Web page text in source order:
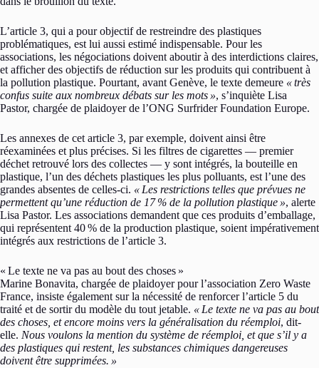
L’article 3, qui a pour objectif de restreindre des plastiques
problématiques, est lui aussi estimé indispensable. Pour les
associations, les négociations doivent aboutir à des interdictions claires,
et afficher des objectifs de réduction sur les produits qui contribuent à
la pollution plastique. Pourtant, avant Genève, le texte demeure «très
confus suite aux nombreux débats sur les mots », s’inquiète Lisa
Pastor, chargée de plaidoyer de l’ONG Surfrider Foundation Europe.
Les annexes de cet article 3, par exemple, doivent ainsi être
réexaminées et plus précises. Si les filtres de cigarettes — premier
déchet retrouvé lors des collectes — y sont intégrés, la bouteille en
plastique, l’un des déchets plastiques les plus polluants, est l’une des
grandes absentes de celles-ci. « Les restrictions telles que prévues ne
permettent qu’une réduction de 17 % de la pollution plastique », alerte
Lisa Pastor. Les associations demandent que ces produits d’emballage,
qui représentent 40% de la production plastique, soient impérativement
intégrés aux restrictions de l’article 3.
« Le texte ne va pas au bout des choses »
Marine Bonavita, chargée de plaidoyer pour l’association Zero Waste
France, insiste également sur la nécessité de renforcer l’article 5 du
traité et de sortir du modèle du tout jetable. « Le texte ne va pas au bout
des choses, et encore moins vers la généralisation du réemploi, dit-
elle. Nous voulons la mention du système de réemploi, et que s’il y a
des plastiques qui restent, les substances chimiques dangereuses
doivent être supprimées. »